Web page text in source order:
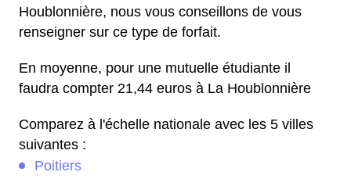
Houblonnière, nous vous conseillons de vous
renseigner sur ce type de forfait.
En moyenne, pour une mutuelle étudiante il
faudra compter 21,44 euros à La Houblonnière
Comparez à l'échelle nationale avec les 5 villes
suivantes :
Poitiers